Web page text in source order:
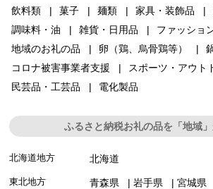
飲料類
菓子 麺類 家具・装飾品
調味料・油
雑貨・日用品 ファッショ
地域のお礼の品
卵（鶏、烏骨鶏等）
コロナ被害事業者支援
スポーツ・アウト
民芸品・工芸品
電化製品
ふるさと納税お礼の品を「地域
北海道地方 北海道
東北地方 青森県 岩手県 宮城県